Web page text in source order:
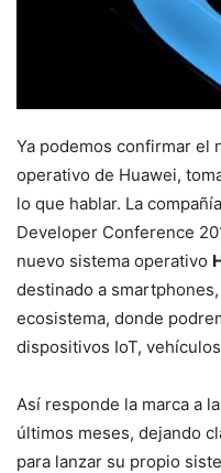
Ya podemos confirmar el
operativo de Huawei,
lo que hablar. La
Developer Conference
nuevo sistema operativo
destinado a
ecosistema, donde
dispositivos IoT,
Así responde la marca a
últimos meses, dejando
para lanzar su propio